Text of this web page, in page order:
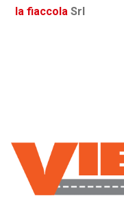
la fiaccola Srl